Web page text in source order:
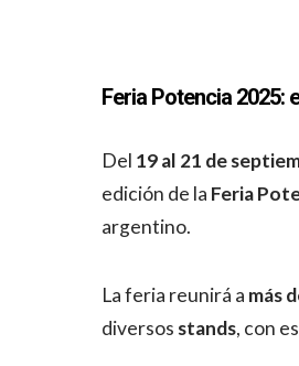
Feria Potencia 2025:
Del 19 al 21 de
edición de la Feria
argentino.
La feria reunirá a más
diversos stands, con